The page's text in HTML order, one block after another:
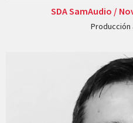
SDA SamAudio /
Producción